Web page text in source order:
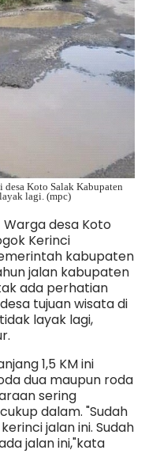
Koto Salak Kabupaten
lagi. (mpc)
desa Koto
Kerinci
kabupaten
jalan kabupaten
ada perhatian
tujuan wisata di
layak lagi,
1,5 KM ini
dua maupun roda
sering
dalam. "Sudah
jalan ini. Sudah
jalan ini,"kata